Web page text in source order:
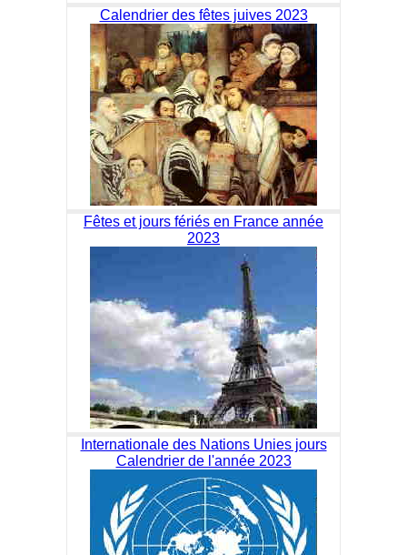
Calendrier des fêtes juives 2023
Fêtes et jours fériés en France année
2023
Internationale des Nations Unies jours
Calendrier de l'année 2023